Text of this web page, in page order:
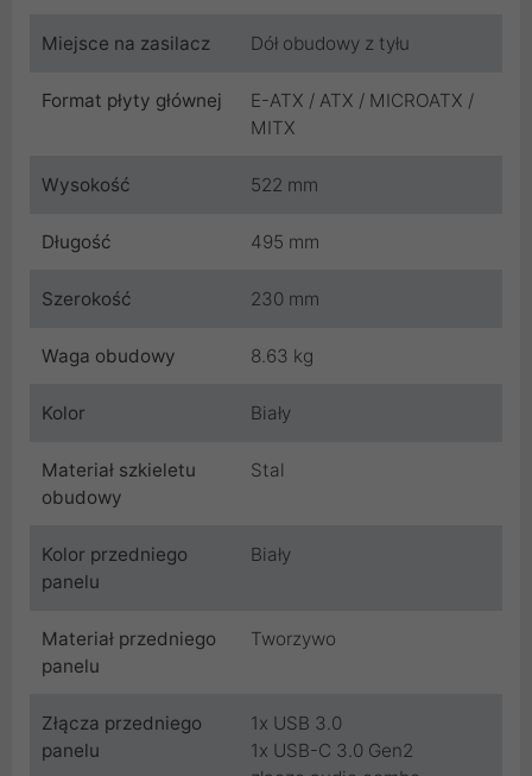
Miejsce na zasilacz Dół obudowy z tyłu
Format płyty głównej
E-ATX / ATX / MICROATX /
MITX
Wysokość 522 mm
Długość 495 mm
Szerokość 230 mm
Waga obudowy 8.63 kg
Kolor Biały
Materiał szkieletu
obudowy
Stal
Kolor przedniego
panelu
Biały
Materiał przedniego
panelu
Tworzywo
Złącza przedniego
panelu
1x USB 3.0
1x USB-C 3.0 Gen2